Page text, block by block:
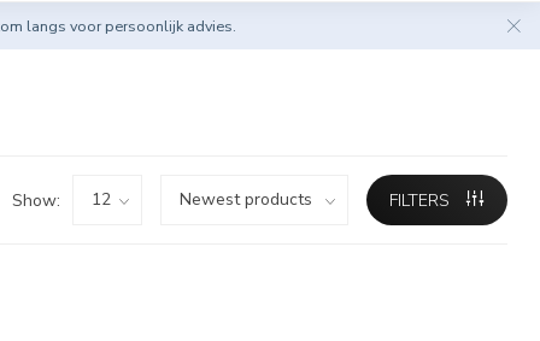
langs voor persoonlijk advies.
Show: FILTERS